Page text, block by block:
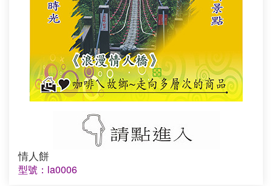
情人餅
型號：la0006